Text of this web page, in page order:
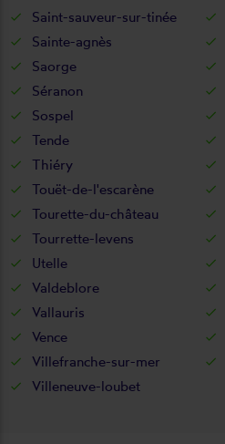
Saint-sauveur-sur-tinée
Sainte-agnès
Saorge
Séranon
Sospel
Tende
Thiéry
Touët-de-l'escarène
Tourette-du-château
Tourrette-levens
Utelle
Valdeblore
Vallauris
Vence
Villefranche-sur-mer
Villeneuve-loubet